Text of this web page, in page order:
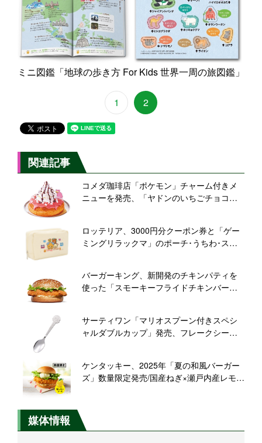
ミニ図鑑「地球の歩き方 For Kids 世界一周の旅図鑑」
1 2
関連記事
コメダ珈琲店「ポケモン」チャーム付きメ
ニューを発売、「ヤドンのいちごチョコシ
ロッテリア、3000円分クーポン券と「ゲー
ミングリラックマ」のポーチ･うちわ･ステ
バーガーキング、新開発のチキンパティを
使った「スモーキーフライドチキンバーガ
に
サーティワン「マリオスプーン付きスペシ
ャルダブルカップ」発売、フレークシール
ケンタッキー、2025年「夏の和風バーガー
ズ」数量限定発売/国産ねぎ×瀬戸内産レモン
媒体情報